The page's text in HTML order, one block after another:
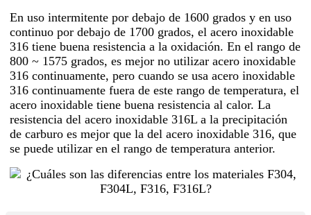
En uso intermitente por debajo de 1600 grados y en uso
continuo por debajo de 1700 grados, el acero inoxidable
316 tiene buena resistencia a la oxidación. En el rango de
800 ~ 1575 grados, es mejor no utilizar acero inoxidable
316 continuamente, pero cuando se usa acero inoxidable
316 continuamente fuera de este rango de temperatura, el
acero inoxidable tiene buena resistencia al calor. La
resistencia del acero inoxidable 316L a la precipitación
de carburo es mejor que la del acero inoxidable 316, que
se puede utilizar en el rango de temperatura anterior.